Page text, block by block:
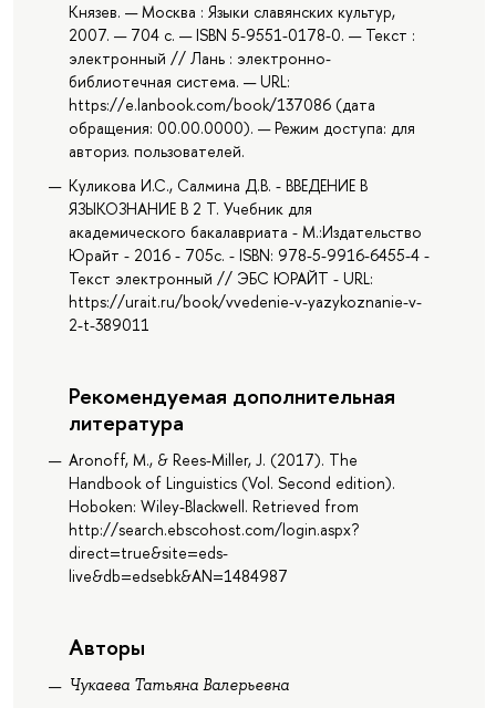
Князев. — Москва : Языки славянских культур,
2007. — 704 с. — ISBN 5-9551-0178-0. — Текст :
электронный // Лань : электронно-
библиотечная система. — URL:
https://e.lanbook.com/book/137086 (дата
обращения: 00.00.0000). — Режим доступа: для
авториз. пользователей.
Куликова И.С., Салмина Д.В. - ВВЕДЕНИЕ В
ЯЗЫКОЗНАНИЕ В 2 Т. Учебник для
академического бакалавриата - М.:Издательство
Юрайт - 2016 - 705с. - ISBN: 978-5-9916-6455-4 -
Текст электронный // ЭБС ЮРАЙТ - URL:
https://urait.ru/book/vvedenie-v-yazykoznanie-v-
2-t-389011
Рекомендуемая дополнительная
литература
Aronoff, M., & Rees-Miller, J. (2017). The
Handbook of Linguistics (Vol. Second edition).
Hoboken: Wiley-Blackwell. Retrieved from
http://search.ebscohost.com/login.aspx?
direct=true&site=eds-
live&db=edsebk&AN=1484987
Авторы
Чукаева Татьяна Валерьевна